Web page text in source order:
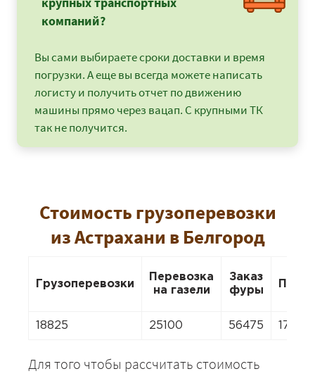
компаний?
Вы сами выбираете сроки доставки и время
погрузки. А еще вы всегда можете написать
логисту и получить отчет по движению
машины прямо через вацап. С крупными ТК
так не получится.
Стоимость грузоперевозки
из Астрахани в Белгород
Грузоперевозки
Перевозка
на газели
Заказ
фуры
18825 25100 56475 17570
Для того чтобы рассчитать стоимость